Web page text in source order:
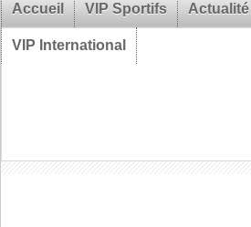
Accueil VIP Sportifs Actualité
VIP International